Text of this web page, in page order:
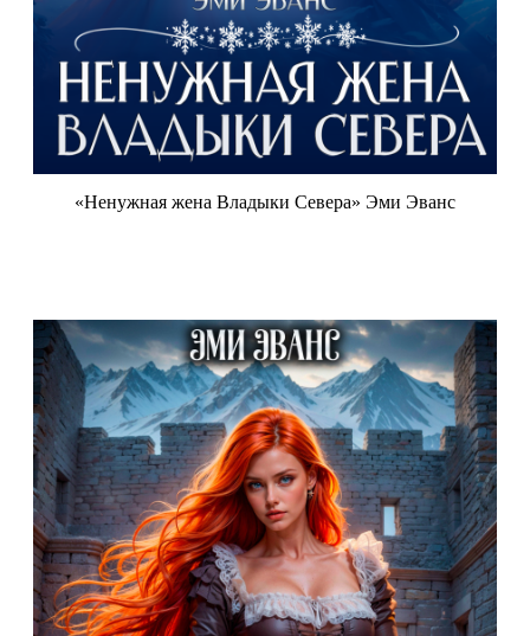
«Ненужная жена Владыки Севера» Эми Эванс